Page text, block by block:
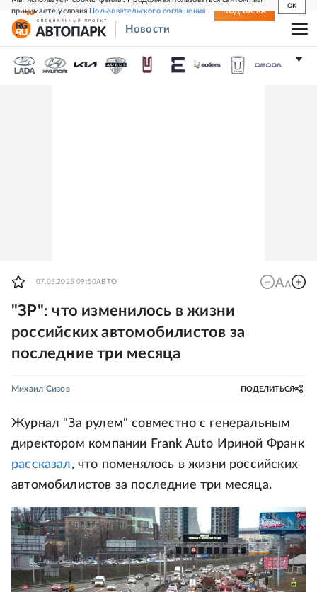
принимаете условияПользовательского соглашения
OK
СВЕЖИЙ НОМЕР ПОДПИСКА
Новости
07.05.2025 09:50АВТО
"ЗР": что изменилось в жизни
российских автомобилистов за
последние три месяца
Михаил Сизов ПОДЕЛИТЬСЯ
Журнал "За рулем" совместно с генеральным
директором компании Frank Auto Ириной Франк
рассказал, что поменялось в жизни российских
автомобилистов за последние три месяца.